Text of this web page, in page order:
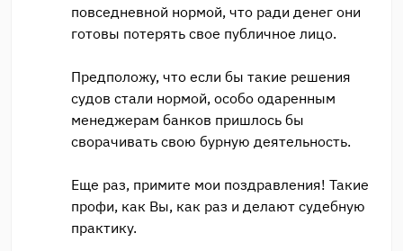
повседневной нормой, что ради денег они
готовы потерять свое публичное лицо.
Предположу, что если бы такие решения
судов стали нормой, особо одаренным
менеджерам банков пришлось бы
сворачивать свою бурную деятельность.
Еще раз, примите мои поздравления! Такие
профи, как Вы, как раз и делают судебную
практику.